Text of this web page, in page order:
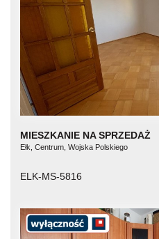
MIESZKANIE NA SPRZEDAŻ
Ełk, Centrum, Wojska Polskiego
ELK-MS-5816